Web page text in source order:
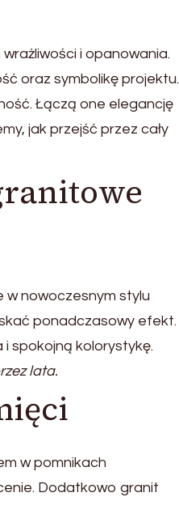
i opanowania.
oraz symbolikę projektu.
Łączą one elegancję
jak przejść przez cały
w nowoczesnym stylu
ponadczasowy efekt.
spokojną kolorystykę.
lata.
w pomnikach
Dodatkowo granit